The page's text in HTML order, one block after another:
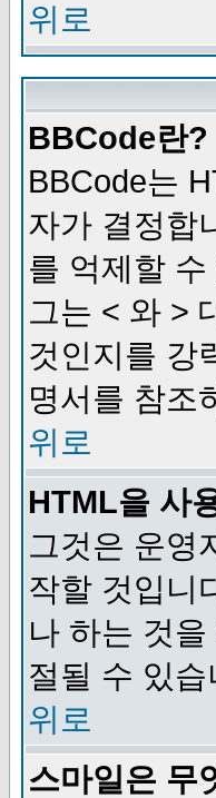
위로
BBCode란?
BBCode는
자가 결정합
를 억제할
그는 < 와 >
것인지를 강
명서를 참조
위로
HTML을 사
그것은 운영
작할 것입니
나 하는 것
절될 수 있습
위로
스마일은 무